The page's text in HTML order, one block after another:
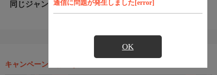
通信に問題が発生しました[error]
OK
同じジャンルのおすすめ番組
キャンペーン・お得な情報